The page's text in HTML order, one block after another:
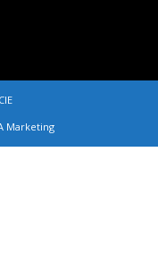
Marketing